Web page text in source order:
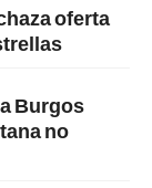
oferta
Burgos
no